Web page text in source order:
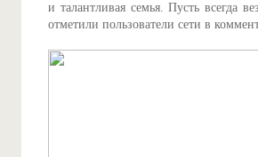
и талантливая семья. Пусть всегда
отметили пользователи сети в